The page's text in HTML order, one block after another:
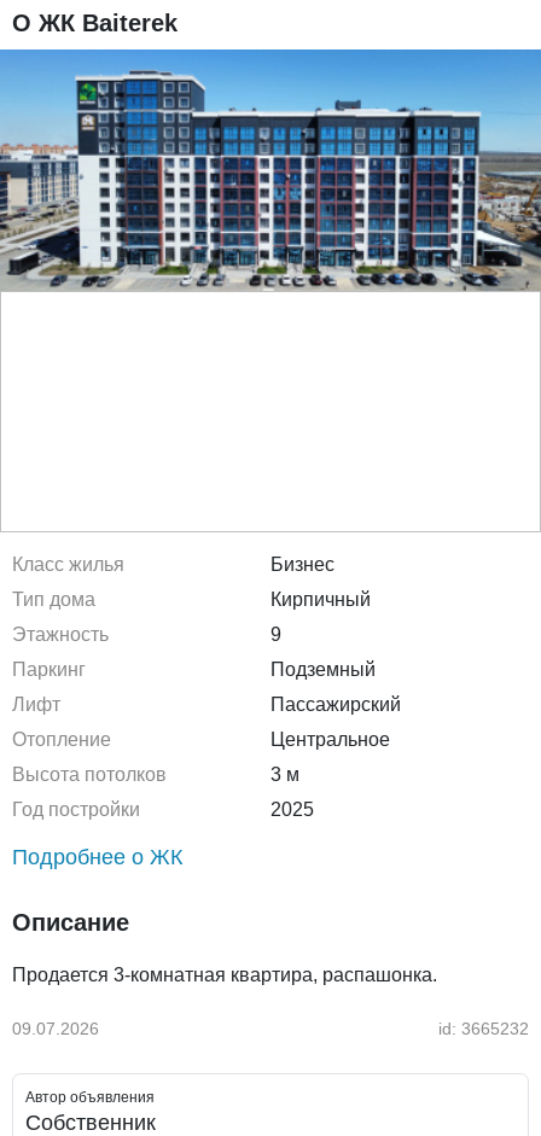
О ЖК Baiterek
Класс жилья
Бизнес
Тип дома
Кирпичный
Этажность
9
Паркинг
Подземный
Лифт
Пассажирский
Отопление
Центральное
Высота потолков
3 м
Год постройки
2025
Подробнее о ЖК
Описание
Продается 3-комнатная квартира, распашонка.
09.07.2026 id: 3665232
Автор объявления
Собственник